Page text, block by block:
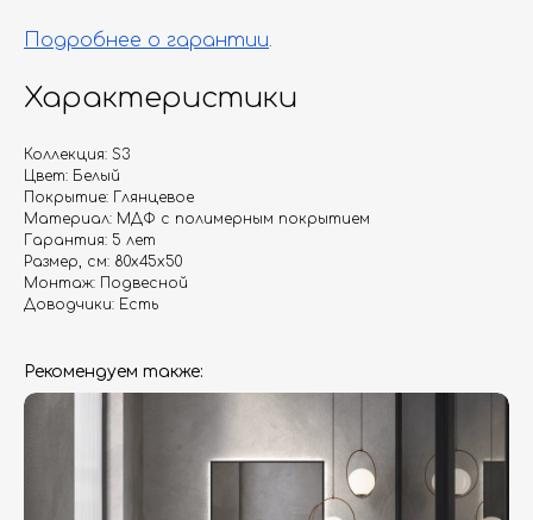
Подробнее о гарантии.
Характеристики
Коллекция: S3
Цвет: Белый
Покрытие: Глянцевое
Материал: МДФ с полимерным покрытием
Гарантия: 5 лет
Размер, см: 80х45х50
Монтаж: Подвесной
Доводчики: Есть
Рекомендуем также: